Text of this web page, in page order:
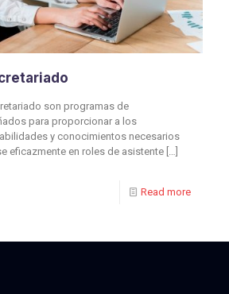
son programas de
para proporcionar a los
y conocimientos necesarios
eficazmente en roles de asistente […]
Read more